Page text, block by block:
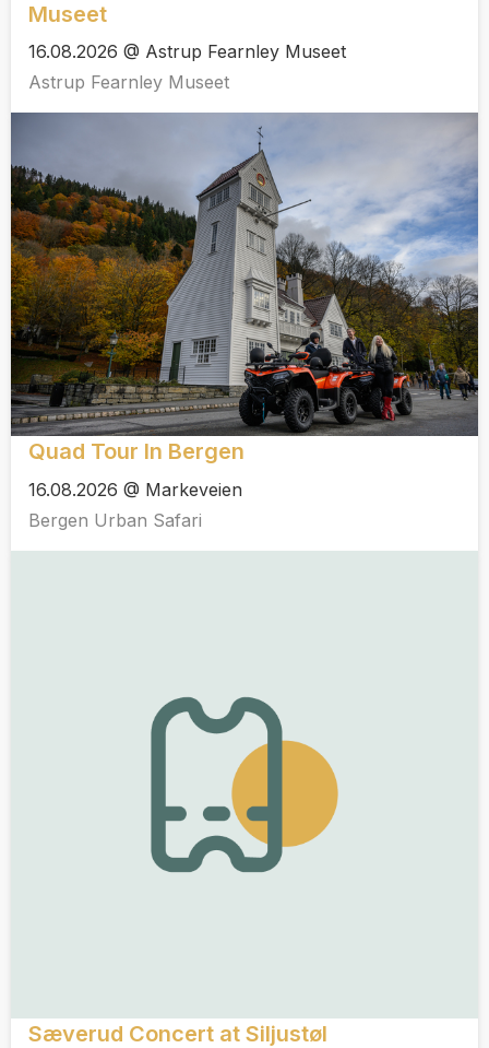
Museet
16.08.2026 @ Astrup Fearnley Museet
Astrup Fearnley Museet
Quad Tour In Bergen
16.08.2026 @ Markeveien
Bergen Urban Safari
Sæverud Concert at Siljustøl